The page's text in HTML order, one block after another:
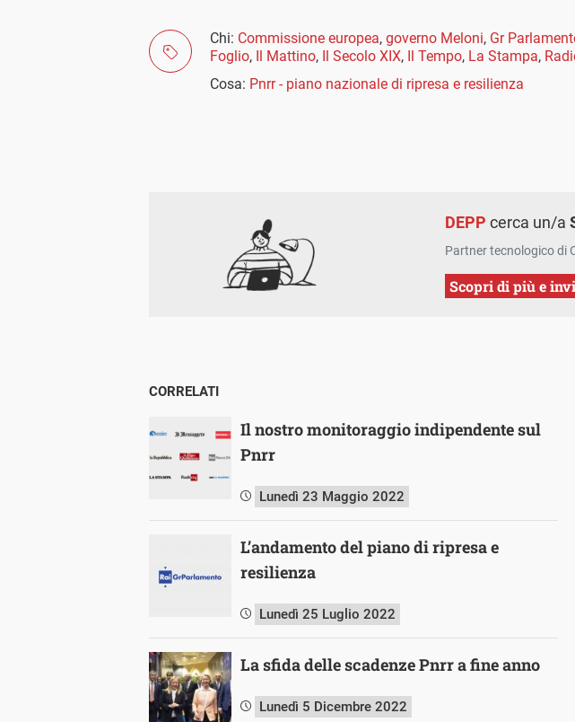
Chi: Commissione europea, governo Meloni, Gr
Foglio, Il Mattino, Il Secolo XIX, Il Tempo, La Stampa,
Cosa: Pnrr - piano nazionale di ripresa e resilienza
DEPP cerca un/a
Partner tecnologico di
Scopri di più e
CORRELATI
Il nostro monitoraggio indipendente sul
Pnrr
Lunedì 23 Maggio 2022
L’andamento del piano di ripresa e
resilienza
Lunedì 25 Luglio 2022
La sfida delle scadenze Pnrr a fine anno
Lunedì 5 Dicembre 2022